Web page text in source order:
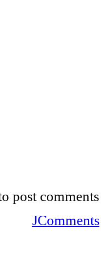
post comments
JComments